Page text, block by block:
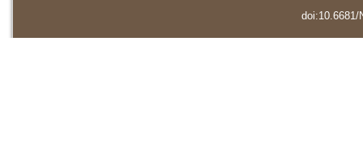
doi:10.6681/